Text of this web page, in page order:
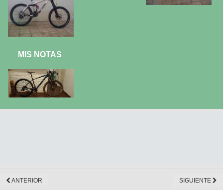
MIS NOTAS
ANTERIOR SIGUIENTE